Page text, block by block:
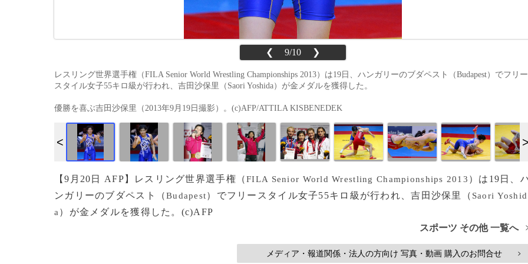
❮ 9/10 ❯
レスリング世界選手権（FILA Senior World Wrestling Championships 2013）は19日、ハンガリーのブダペスト（Budapest）でフリー
スタイル女子55キロ級が行われ、吉田沙保里（Saori Yoshida）が金メダルを獲得した。
優勝を喜ぶ吉田沙保里（2013年9月19日撮影）。(c)AFP/ATTILA KISBENEDEK
【9月20日 AFP】レスリング世界選手権（FILA Senior World Wrestling Championships 2013 ）は19日、
ンガリーのブダペスト（Budapest）でフリースタイル女子55キロ級が行われ、吉田沙保里（ Saori Yoshid
a ）が金メダルを獲得した。(c)AFP
スポーツ その他 一覧へ
メディア・報道関係・法人の方向け 写真・動画 購入のお問合せ >